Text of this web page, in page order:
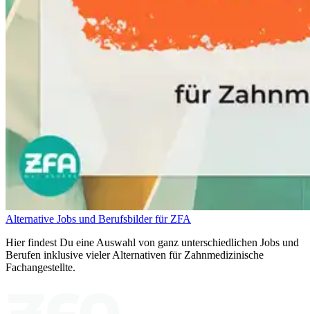
Alternative Jobs und Berufsbilder für ZFA
Hier findest Du eine Auswahl von ganz unterschiedlichen Jobs und
Berufen inklusive vieler Alternativen für Zahnmedizinische
Fachangestellte.